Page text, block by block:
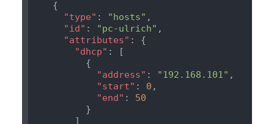
      "type"
: "hosts"
      "id"
: "pc-ulrich"
      "attributes"
        "dhcp"
            "address"
: "192.168.101"
            "start"
: 0
            "end"
: